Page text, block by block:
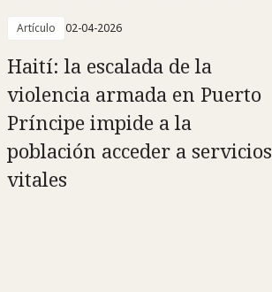
Artículo 02-04-2026
Haití: la escalada de la
violencia armada en Puerto
Príncipe impide a la
población acceder a servicios
vitales